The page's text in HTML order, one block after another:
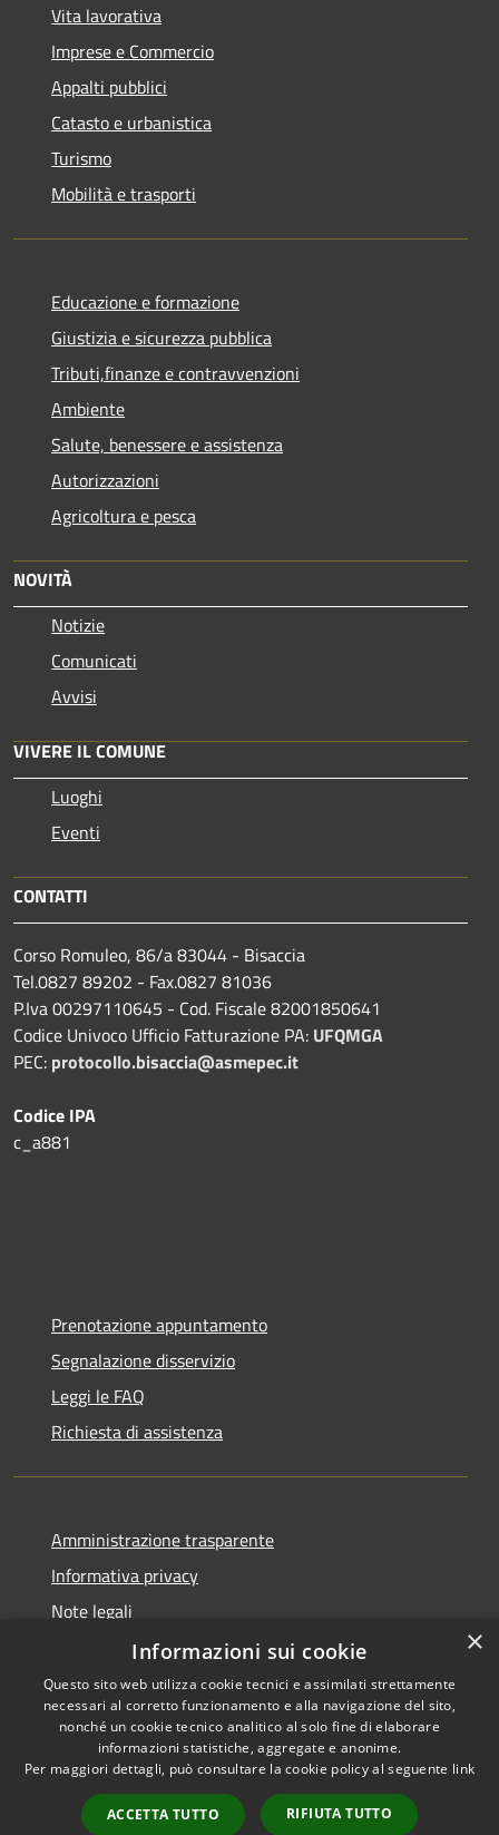
Vita lavorativa
Imprese e Commercio
Appalti pubblici
Catasto e urbanistica
Turismo
Mobilità e trasporti
Educazione e formazione
Giustizia e sicurezza pubblica
Tributi,finanze e contravvenzioni
Ambiente
Salute, benessere e assistenza
Autorizzazioni
Agricoltura e pesca
NOVITÀ
Notizie
Comunicati
Avvisi
VIVERE IL COMUNE
Luoghi
Eventi
CONTATTI
Corso Romuleo, 86/a 83044 - Bisaccia
Tel.0827 89202 - Fax.0827 81036
P.Iva 00297110645 - Cod. Fiscale 82001850641
Codice Univoco Ufficio Fatturazione PA: UFQMGA
PEC: protocollo.bisaccia@asmepec.it
Codice IPA
c_a881
Prenotazione appuntamento
Segnalazione disservizio
Leggi le FAQ
Richiesta di assistenza
Amministrazione trasparente
Informativa privacy
Note legali
Dichiarazione di accessibilità
RSS
Accessibilità
Copyright © 2026 • Comune di
Bisaccia • Powered by
Municipium•
Accesso
×
Informazioni sui cookie
Questo sito web utilizza cookie tecnici e assimilati strettamente
necessari al corretto funzionamento e alla navigazione del sito,
nonché un cookie tecnico analitico al solo fine di elaborare
informazioni statistiche, aggregate e anonime.
Per maggiori dettagli, può consultare la cookie policy al seguente link
ACCETTA TUTTO RIFIUTA TUTTO